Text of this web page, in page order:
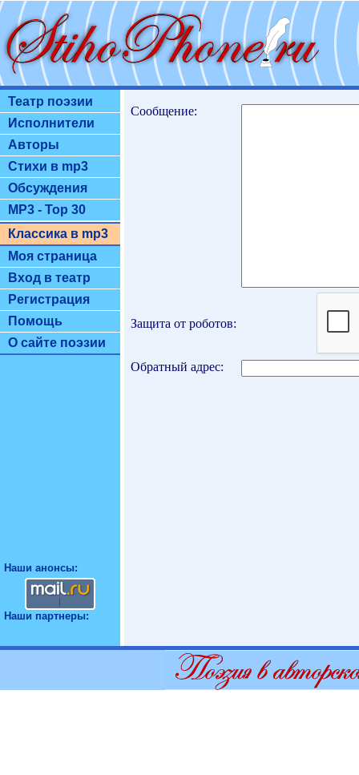
Театр поэзии
Исполнители
Авторы
Стихи в mp3
Обсуждения
MP3 - Top 30
Классика в mp3
Моя страница
Вход в театр
Регистрация
Помощь
О сайте поэзии
Наши анонсы:
Наши партнеры:
Сообщение:
Защита от роботов:
Обратный адрес: